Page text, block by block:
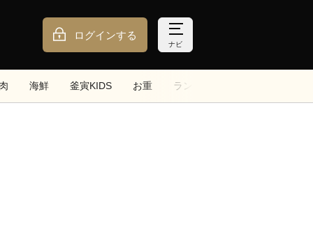
ログインする
ナビ
海鮮 釜寅KIDS お重 ランチ